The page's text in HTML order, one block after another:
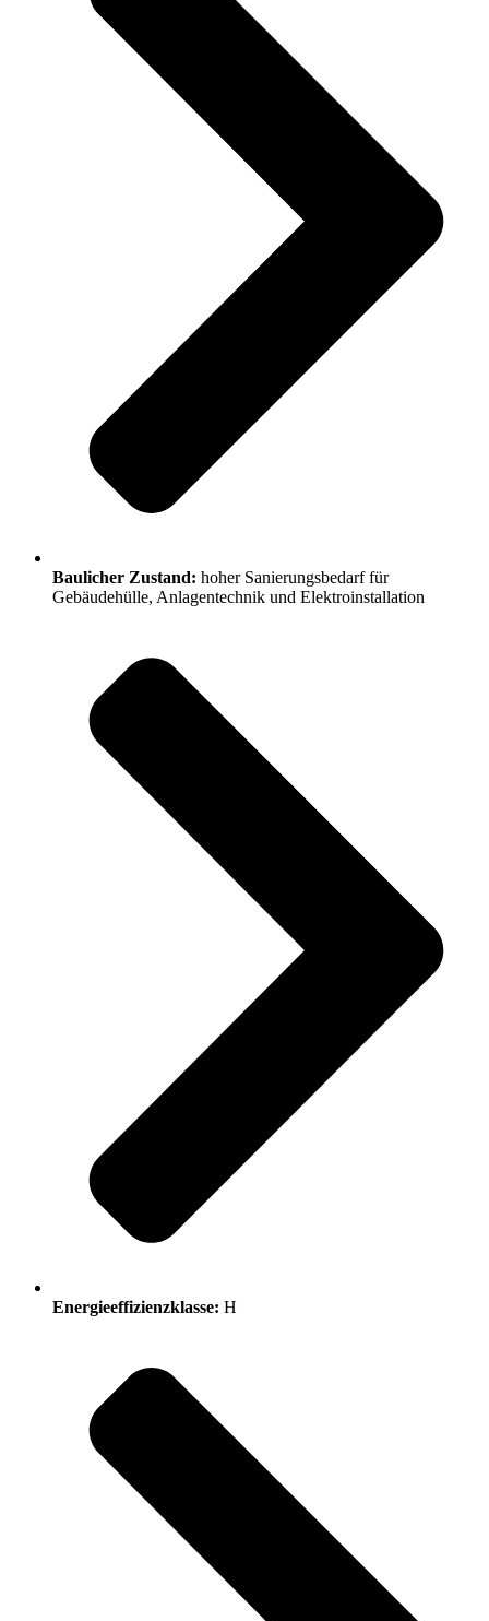
Baulicher Zustand: hoher Sanierungsbedarf für
Gebäudehülle, Anlagentechnik und Elektroinstallation
Energieeffizienzklasse: H